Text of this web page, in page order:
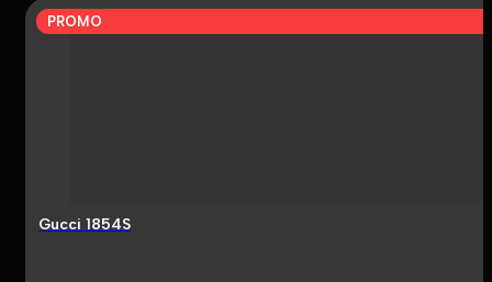
PROMO
Gucci 1854S